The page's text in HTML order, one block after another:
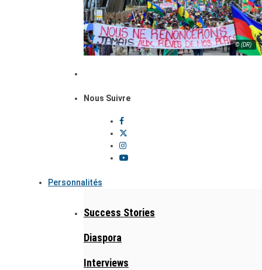
© (DR)
Nous Suivre
Personnalités
Success Stories
Diaspora
Interviews